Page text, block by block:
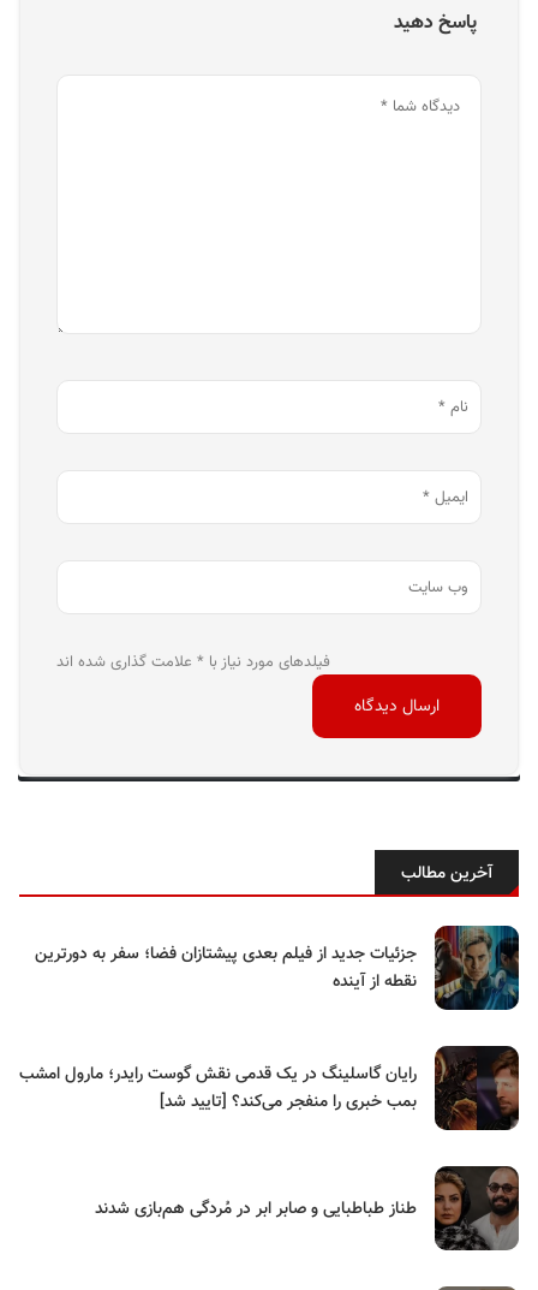
پاسخ دهید
فیلدهای مورد نیاز با * علامت گذاری شده اند
آخرین مطالب
جزئیات جدید از فیلم بعدی پیشتازان فضا؛ سفر به دورترین
نقطه از آینده
رایان گاسلینگ در یک قدمی نقش گوست رایدر؛ مارول امشب
بمب خبری را منفجر می‌کند؟ [تایید شد]
طناز طباطبایی و صابر ابر در مُردگی هم‌بازی شدند